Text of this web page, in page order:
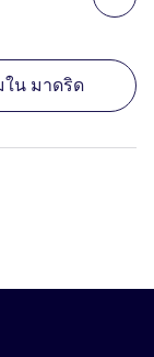
ใน มาดริด